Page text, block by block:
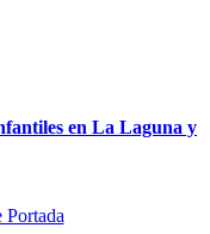
en La Laguna y
Portada